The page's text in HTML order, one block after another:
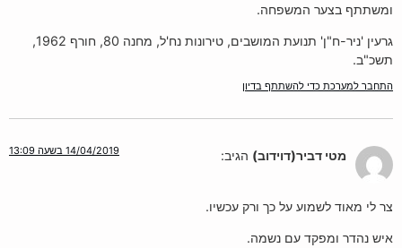
ומשתתף בצער המשפחה.
גרעין 'ניר-ח"ן' תנועת המושבים, טירונות נח'ל, מחנה 80, חורף 1962,
תשכ"ב.
התחבר למערכת כדי להשתתף בדיון
מטי דביר(דוידוב) הגיב: 14/04/2019 בשעה 13:09
צר לי מאוד לשמוע על כך ורק עכשיו.
איש נהדר ומפקד עם נשמה.